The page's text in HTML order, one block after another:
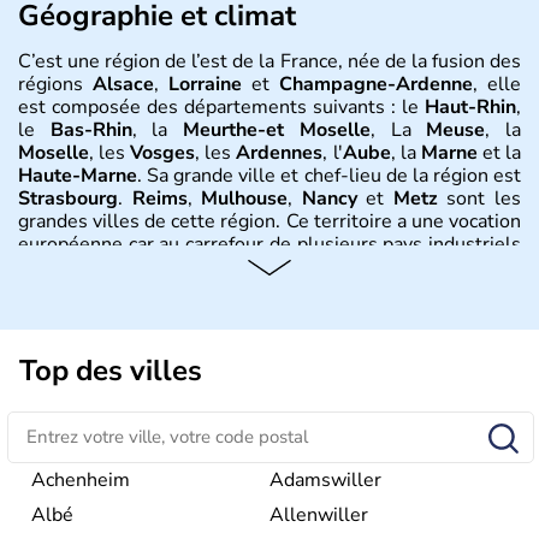
Géographie et climat
C’est une région de l’est de la France, née de la fusion des
régions Alsace, Lorraine et Champagne-Ardenne, elle
est composée des départements suivants : le Haut-Rhin,
le Bas-Rhin, la Meurthe-et Moselle, La Meuse, la
Moselle, lesVosges, lesArdennes, l'Aube, la Marne et la
Haute-Marne. Sa grande ville et chef-lieu de la région est
Strasbourg. Reims, Mulhouse, Nancyet Metzsont les
grandes villes de cette région. Ce territoire a une vocation
européenne car au carrefour de plusieurs pays industriels
Luxembourg
d’influence océanique enChampagne, continentale en
Lorraine et Alsace et plus précisément montagnarde pour
lesVosges.
Histoire et administration
La région provient de la fusion des anciennes régions
Lorraine
et est officiellement créée au 1er janvier 2016.
Top des villes
Achenheim
Adamswiller
Albé
Allenwiller